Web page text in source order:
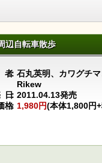
辺自転車散歩
者石丸英明、カワグチマ
Rikew
日2011.04.13発売
格 1,980円(本体1,800円